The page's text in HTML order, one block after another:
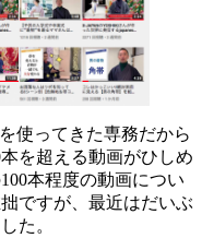
使ってきた専務だから
を超える動画がひしめ
本程度の動画につい
ですが、最近はだいぶ
た。